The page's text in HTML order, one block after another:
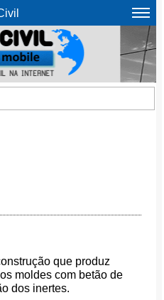
que produz
moldes com betão de
dos inertes.